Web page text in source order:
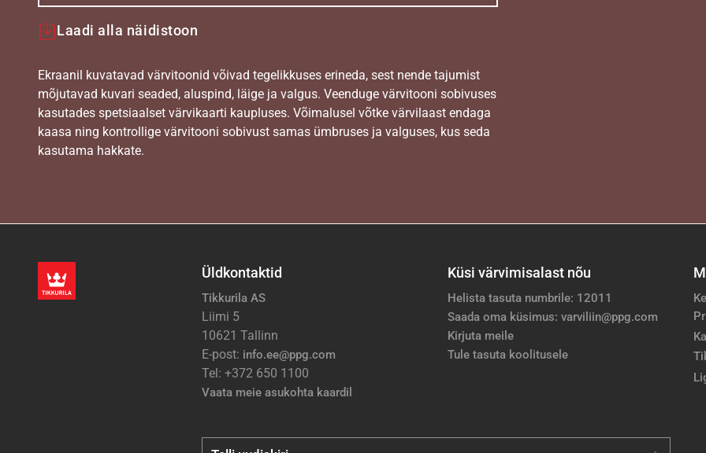
Laadi alla näidistoon
Ekraanil kuvatavad värvitoonid võivad tegelikkuses erineda, sest nende tajumist
mõjutavad kuvari seaded, aluspind, läige ja valgus. Veenduge värvitooni sobivuses
kasutades spetsiaalset värvikaarti kaupluses. Võimalusel võtke värvilaast endaga
kaasa ning kontrollige värvitooni sobivust samas ümbruses ja valguses, kus seda
kasutama hakkate.
Üldkontaktid
Tikkurila AS
Liimi 5
10621 Tallinn
E-post: info.ee@ppg.com
Tel: +372 650 1100
Vaata meie asukohta kaardil
Küsi värvimisalast nõu
Helista tasuta numbrile: 12011
Saada oma küsimus: varviliin@ppg.com
Kirjuta meile
Tule tasuta koolitusele